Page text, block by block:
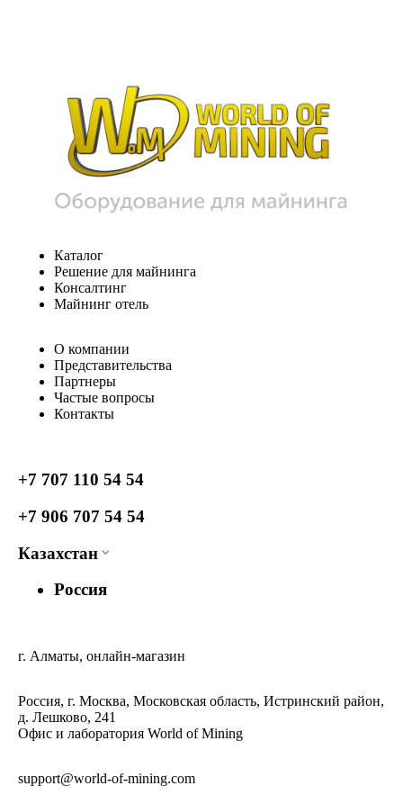
Каталог
Решение для майнинга
Консалтинг
Майнинг отель
О компании
Представительства
Партнеры
Частые вопросы
Контакты
+7 707 110 54 54
+7 906 707 54 54
Казахстан
Россия
г. Алматы, онлайн-магазин
Россия, г. Москва, Московская область, Истринский район,
д. Лешково, 241
Офис и лаборатория World of Mining
support@world-of-mining.com